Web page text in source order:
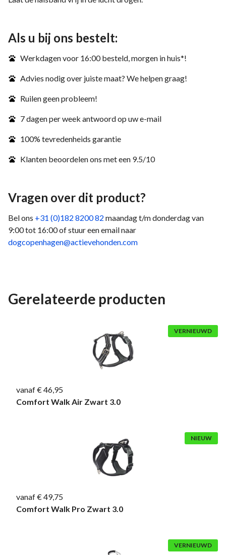
Als u bij ons bestelt:
Werkdagen voor 16:00 besteld, morgen in huis*!
Advies nodig over juiste maat? We helpen graag!
Ruilen geen probleem!
7 dagen per week antwoord op uw e-mail
100% tevredenheids garantie
Klanten beoordelen ons met een 9.5/10
Vragen over dit product?
Bel ons +31 (0)182 8200 82 maandag t/m donderdag van
9:00 tot 16:00 of stuur een email naar
dogcopenhagen@actievehonden.com
Gerelateerde producten
VERNIEUWD
vanaf € 46,95
Comfort Walk Air Zwart 3.0
NIEUW
vanaf € 49,75
Comfort Walk Pro Zwart 3.0
VERNIEUWD